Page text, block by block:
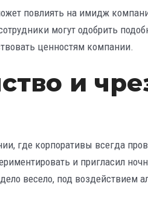
повлиять на имидж
могут одобрить
ценностям компании.
и
где корпоративы всегда
и пригласил
весело, под воздействием